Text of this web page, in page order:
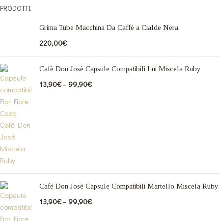
PRODOTTI
Grima Tube Macchina Da Caffè a Cialde Nera
220,00€
Cafè Don Josè Capsule Compatibili Lui Miscela Ruby
13,90€– 99,90€
Cafè Don Josè Capsule Compatibili Martello Miscela Ruby
13,90€– 99,90€